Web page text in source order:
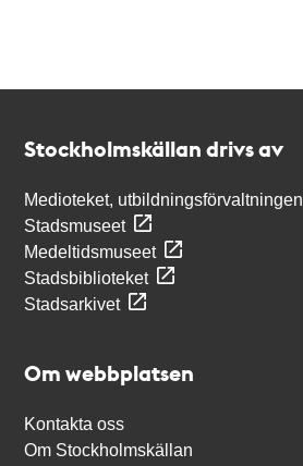
Stockholmskällan drivs av
Medioteket, utbildningsförvaltningen
Stadsmuseet
Medeltidsmuseet
Stadsbiblioteket
Stadsarkivet
Om webbplatsen
Kontakta oss
Om Stockholmskällan